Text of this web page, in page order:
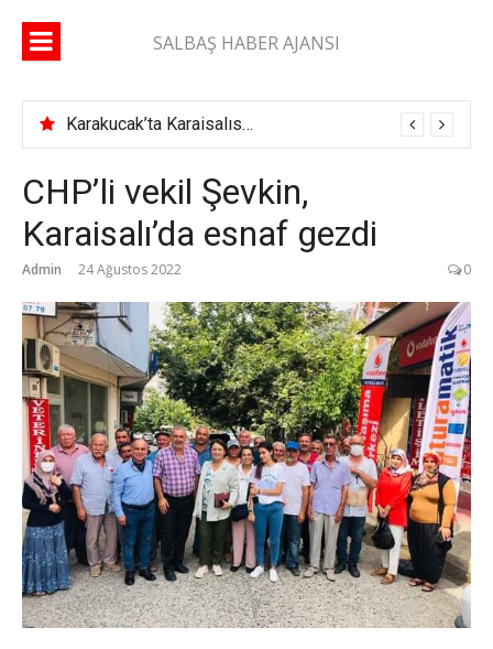
SALBAŞ HABER AJANSI
Karakucak’ta Karaisalıspor fırtınası
CHP’li vekil Şevkin,
Karaisalı’da esnaf gezdi
Admin 24 Ağustos 2022 0